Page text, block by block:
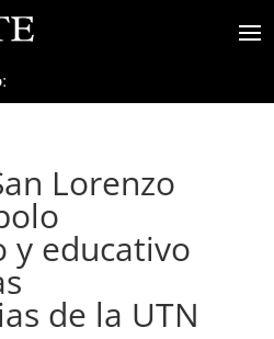
Lorenzo
y educativo
de la UTN